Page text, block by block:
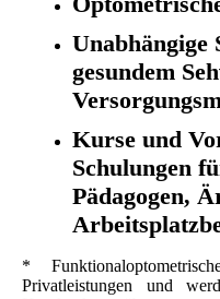
Unabhängige
gesundem
Kurse und
Schulungen
Pädagogen,
*
Privatleistungen und